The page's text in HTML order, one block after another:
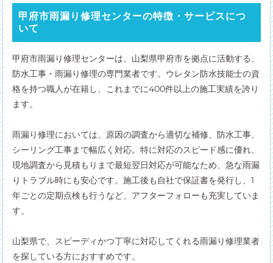
甲府市雨漏り修理センターの特徴・サービスにつ
いて
甲府市雨漏り修理センターは、山梨県甲府市を拠点に活動する、
防水工事・雨漏り修理の専門業者です。ウレタン防水技能士の資
格を持つ職人が在籍し、これまでに400件以上の施工実績を誇り
ます。
雨漏り修理においては、原因の調査から適切な補修、防水工事、
シーリング工事まで幅広く対応。特に対応のスピード感に優れ、
現地調査から見積もりまで最短翌日対応が可能なため、急な雨漏
りトラブル時にも安心です。施工後も自社で保証書を発行し、1
年ごとの定期点検も行うなど、アフターフォローも充実していま
す。
山梨県で、スピーディかつ丁寧に対応してくれる雨漏り修理業者
を探している方におすすめです。